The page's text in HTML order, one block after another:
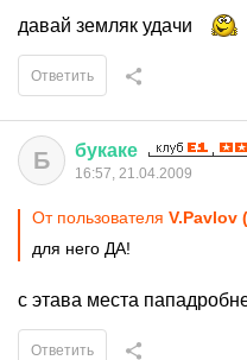
давай земляк удачи
Ответить
Б букаке
16:57, 21.04.2009
От пользователя V.Pavlov
для него ДА!
с этава места
Ответить